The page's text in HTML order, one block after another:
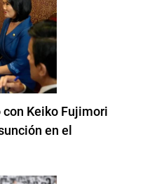
Keiko Fujimori
en el